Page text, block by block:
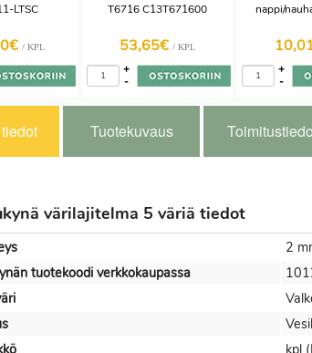
LTSC
/ KPL
T6716 C13T671600
53,65€ / KPL
-
+
nappi/
-
+
Tuotekuvaus
värilajitelma 5 väriä tiedot
2
tuotekoodi verkkokaupassa
kpl